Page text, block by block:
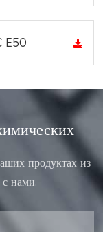
E50
продуктах из
нами.